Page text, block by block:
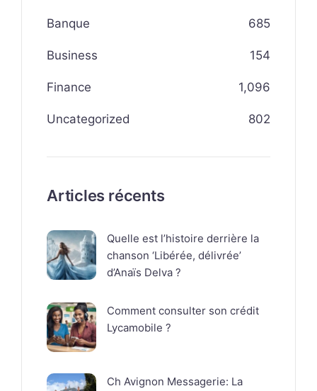
Banque 685
Business 154
Finance 1,096
Uncategorized 802
Articles récents
Quelle est l’histoire derrière la
chanson ‘Libérée, délivrée’
d’Anaïs Delva ?
Comment consulter son crédit
Lycamobile ?
Ch Avignon Messagerie: La